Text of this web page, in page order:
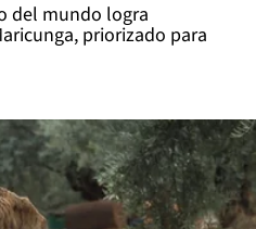
del mundo logra
priorizado para